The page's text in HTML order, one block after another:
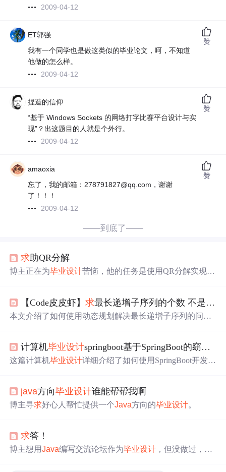
2009-04-12
ET郭强
我有一个同学也是做这类似的毕业论文，呵，不知道
他做的怎么样。
2009-04-12
赞
捏造的信仰
“基于 Windows Sockets 的网络打字比赛平台设计与实
现”？出这题目的人就是个外行。
2009-04-12
赞
amaoxia
忘了，我的邮箱：278791827@qq.com，谢谢
了！！！
2009-04-12
赞
——到底了——
求助QR分解
博主正在为毕业设计苦恼，他的任务是使用QR分解实现矩
【Code皮皮虾】求最长递增子序列的个数 不是长度哦，2024年最新计算机专业
本文介绍了如何使用动态规划解决最长递增子序列的问
源库。
计算机毕业设计springboot基于SpringBoot的窈窕之
这篇计算机毕业设计详细介绍了如何使用SpringBoot开发一
架构、Java、Layui等，数据库选用MySQL。
java方向毕业设计谁能帮帮我啊
博主寻求好心人帮忙提供一个Java方向的毕业设计。
求答！
博主想用Java编写交流论坛作为毕业设计 ，但没做过，不